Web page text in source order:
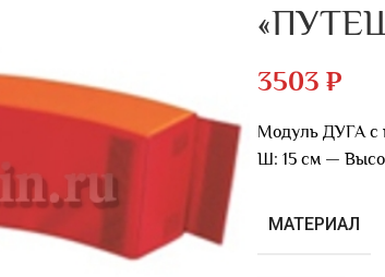
3503 ₽
Модуль ДУГА с
Ш: 15 см —
МАТЕРИАЛ